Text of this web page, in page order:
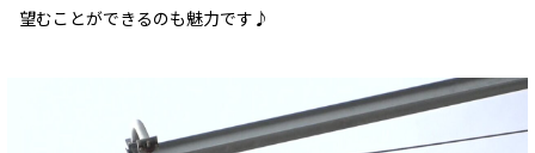
望むことができるのも魅力です♪